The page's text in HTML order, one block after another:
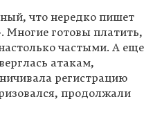
что нередко пишет
Многие готовы платить,
частыми. А еще
атакам,
регистрацию
продолжали